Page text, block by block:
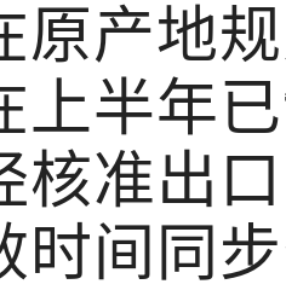
原产地
上半年
核准出
时间同